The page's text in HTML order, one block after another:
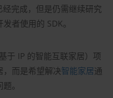
完成，但是仍需继续研究
者使用的 SDK。
于 IP 的智能互联家居）项
，而是希望解决智能家居通
。